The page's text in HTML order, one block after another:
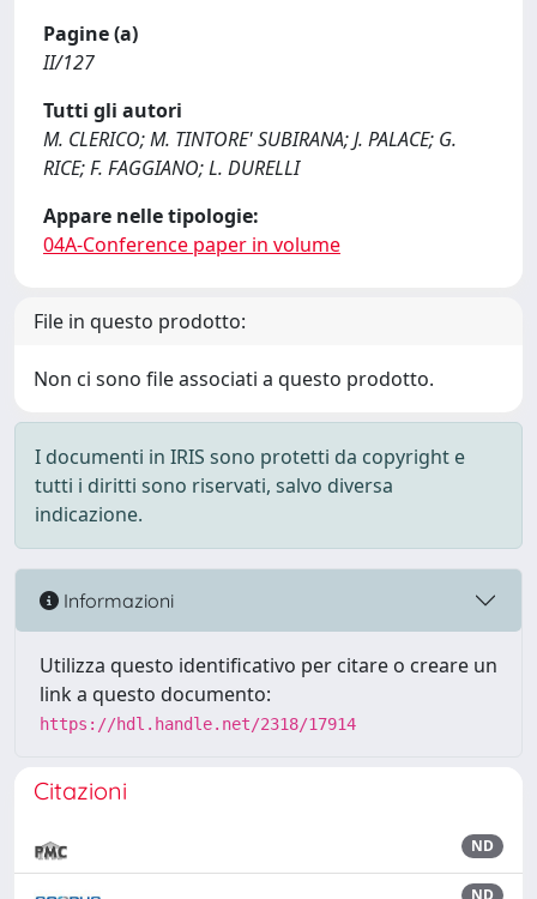
Pagine (a)
II/127
Tutti gli autori
M. CLERICO; M. TINTORE' SUBIRANA; J. PALACE; G.
RICE; F. FAGGIANO; L. DURELLI
Appare nelle tipologie:
04A-Conference paper in volume
File in questo prodotto:
Non ci sono file associati a questo prodotto.
I documenti in IRIS sono protetti da copyright e
tutti i diritti sono riservati, salvo diversa
indicazione.
Informazioni
Utilizza questo identificativo per citare o creare un
link a questo documento:
https://hdl.handle.net/2318/17914
Citazioni
ND